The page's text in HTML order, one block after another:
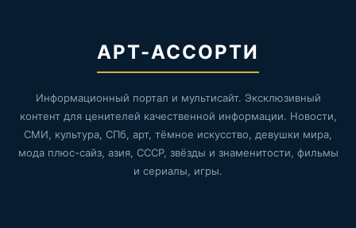
АРТ-АССОРТИ
Информационный портал и мультисайт. Эксклюзивный
контент для ценителей качественной информации. Новости,
СМИ, культура, СПб, арт, тёмное искусство, девушки мира,
мода плюс-сайз, азия, СССР, звёзды и знаменитости, фильмы
и сериалы, игры.